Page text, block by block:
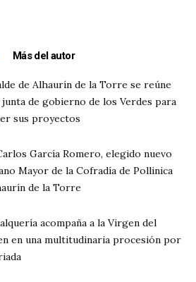
Más del autor
de Alhaurín de la Torre se reúne
junta de gobierno de los Verdes para
sus proyectos
García Romero, elegido nuevo
Mayor de la Cofradía de Pollinica
de la Torre
acompaña a la Virgen del
en una multitudinaria procesión por